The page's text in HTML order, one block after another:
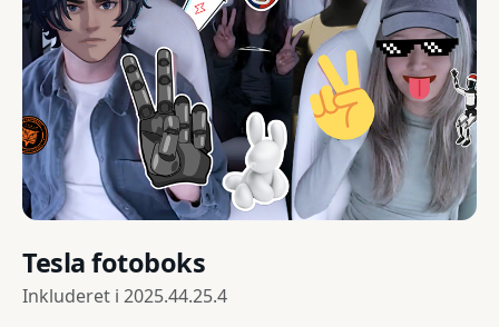
Tesla fotoboks
Inkluderet i 2025.44.25.4